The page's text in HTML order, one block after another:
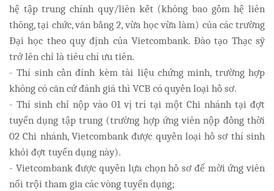
hệ tập trung chính quy/liên kết (không bao gồm hệ liên
thông, tại chức, văn bằng 2, vừa học vừa làm) của các trường
Đại học theo quy định của Vietcombank. Đào tạo Thạc sỹ
trở lên chỉ là tiêu chí ưu tiên.
- Thí sinh cần đính kèm tài liệu chứng minh, trường hợp
không có căn cứ đánh giá thì VCB có quyền loại hồ sơ.
- Thí sinh chỉ nộp vào 01 vị trí tại một Chi nhánh tại đợt
tuyển dụng tập trung (trường hợp ứng viên nộp đồng thời
02 Chi nhánh, Vietcombank được quyền loại hồ sơ thí sinh
khỏi đợt tuyển dụng này).
- Vietcombank được quyền lựa chọn hồ sơ để mời ứng viên
nổi trội tham gia các vòng tuyển dụng;